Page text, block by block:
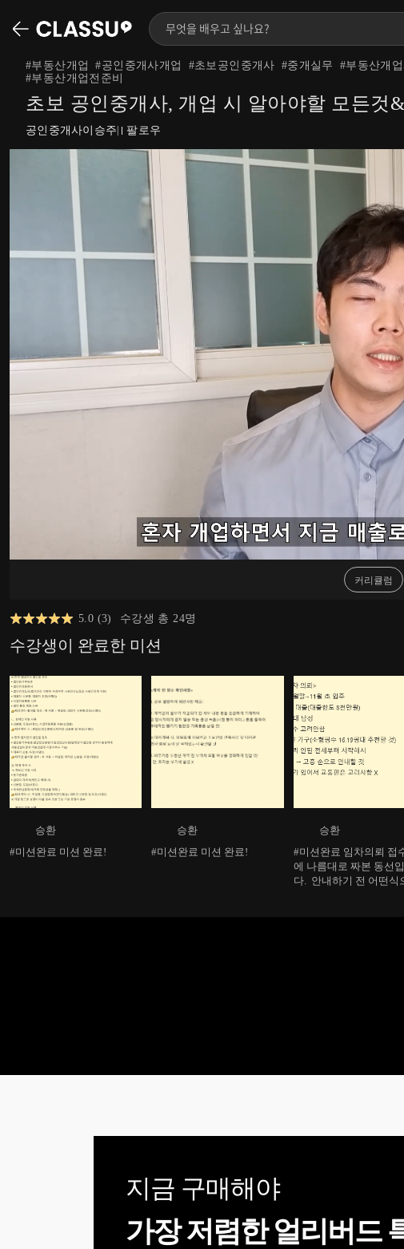
#부동산개업 #공인중개사개업 #초보공인중개사 #중개실무 #부동산개
#부동산개업전준비
초보 공인중개사, 개업 시 알아야할 모든것
공인중개사이승주 팔로우
커리큘럼
5.0 (3) 수강생 총 24명
수강생이 완료한 미션
승환
#미션완료 미션 완료!
승환
#미션완료 미션 완료!
승환
#미션완료 임차의뢰 접
에 나름대로 짜본 동선
다. 안내하기 전 어떤식
지금 구매해야
가장 저렴한 얼리버드